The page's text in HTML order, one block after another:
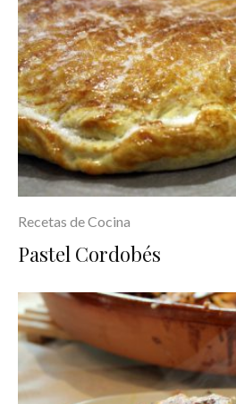
Recetas de Cocina
Pastel Cordobés